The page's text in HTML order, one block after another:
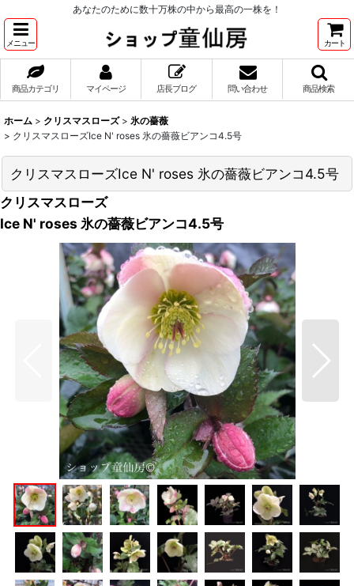
あなたのために数十万株の中から最高の一株を！
メニュー カート
商品カテゴリ マイページ 店長ブログ 問い合わせ 商品検索
ホーム > クリスマスローズ > 氷の薔薇
> クリスマスローズIce N' roses 氷の薔薇ビアンコ4.5号
クリスマスローズIce N' roses 氷の薔薇ビアンコ4.5号
クリスマスローズ
Ice N' roses 氷の薔薇ビアンコ4.5号